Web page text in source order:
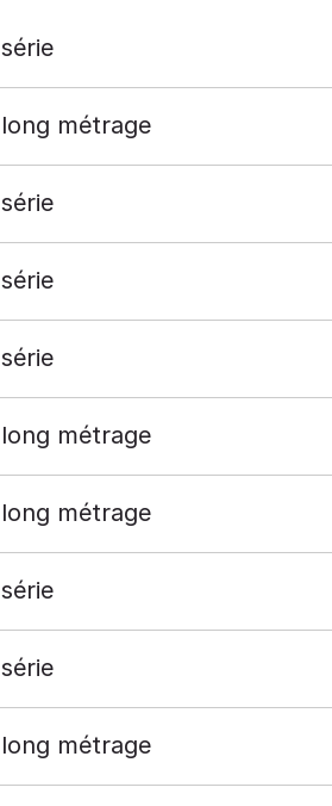
série
long métrage
série
série
série
long métrage
long métrage
série
série
long métrage